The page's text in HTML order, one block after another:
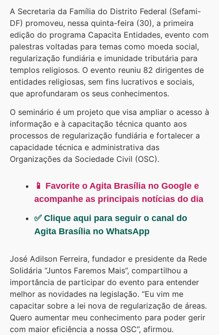
A Secretaria da Família do Distrito Federal (Sefami-
DF) promoveu, nessa quinta-feira (30), a primeira
edição do programa Capacita Entidades, evento com
palestras voltadas para temas como moeda social,
regularização fundiária e imunidade tributária para
templos religiosos. O evento reuniu 82 dirigentes de
entidades religiosas, sem fins lucrativos e sociais,
que aprofundaram os seus conhecimentos.
O seminário é um projeto que visa ampliar o acesso à
informação e à capacitação técnica quanto aos
processos de regularização fundiária e fortalecer a
capacidade técnica e administrativa das
Organizações da Sociedade Civil (OSC).
📱 Favorite o Agita Brasília no Google e
acompanhe as principais notícias do dia
✅ Clique aqui para seguir o canal do
Agita Brasília no WhatsApp
José Adilson Ferreira, fundador e presidente da Rede
Solidária “Juntos Faremos Mais”, compartilhou a
importância de participar do evento para entender
melhor as novidades na legislação. “Eu vim me
capacitar sobre a lei nova de regularização de áreas.
Quero aumentar meu conhecimento para poder gerir
com maior eficiência a nossa OSC”, afirmou.